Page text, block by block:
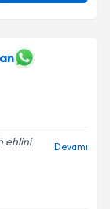
ehlini
Devamı